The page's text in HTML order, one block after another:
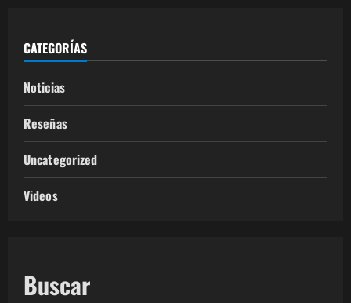
CATEGORÍAS
Noticias
Reseñas
Uncategorized
Videos
Buscar